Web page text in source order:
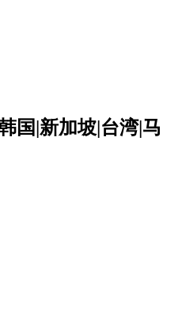
国|新加坡|台湾|马